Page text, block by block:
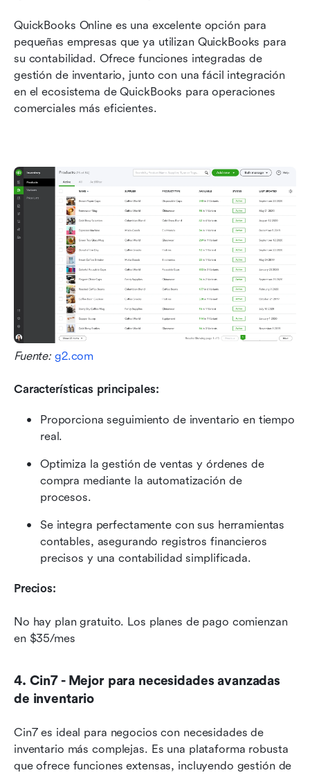
QuickBooks Online es una excelente opción para
pequeñas empresas que ya utilizan QuickBooks para
su contabilidad. Ofrece funciones integradas de
gestión de inventario, junto con una fácil integración
en el ecosistema de QuickBooks para operaciones
comerciales más eficientes.
Fuente: g2.com
Características principales:
Proporciona seguimiento de inventario en tiempo
real.
Optimiza la gestión de ventas y órdenes de
compra mediante la automatización de
procesos.
Se integra perfectamente con sus herramientas
contables, asegurando registros financieros
precisos y una contabilidad simplificada.
Precios:
No hay plan gratuito. Los planes de pago comienzan
en $35/mes
4. Cin7 - Mejor para necesidades avanzadas
de inventario
Cin7 es ideal para negocios con necesidades de
inventario más complejas. Es una plataforma robusta
que ofrece funciones extensas, incluyendo gestión de